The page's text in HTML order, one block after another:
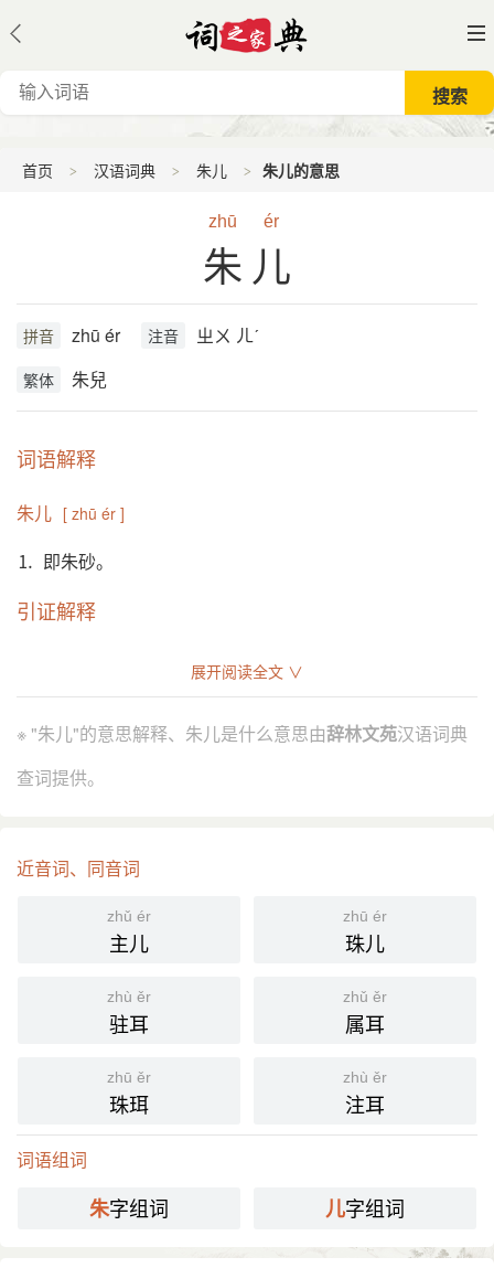
首页 汉语词典 朱儿 朱儿的意思
zhū ér
朱儿
拼音 zhū ér 注音 ㄓㄨ ㄦˊ
繁体 朱兒
词语解释
朱儿 [ zhū ér ]
⒈ 即朱砂。
引证解释
唐 陆龟蒙 《和怀华阳润卿博士》之三：“清斋若见 茅
唐 皮日休 等《药名联句》：“朱儿应作粉，云母詎成
灰。”
zhū shú ér
展开阅读全文 ∨
※ "朱儿"的意思解释、朱儿是什么意思由辞林文苑汉语词典
查词提供。
近音词、同音词
zhǔ ér
主儿
zhū ér
珠儿
zhù ěr
驻耳
zhǔ ěr
属耳
zhū ěr
珠珥
zhù ěr
注耳
词语组词
朱字组词 儿字组词